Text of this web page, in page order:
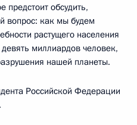
предстоит обсудить,
вопрос: как мы будем
растущего населения
миллиардов человек,
нашей планеты.
Российской Федерации